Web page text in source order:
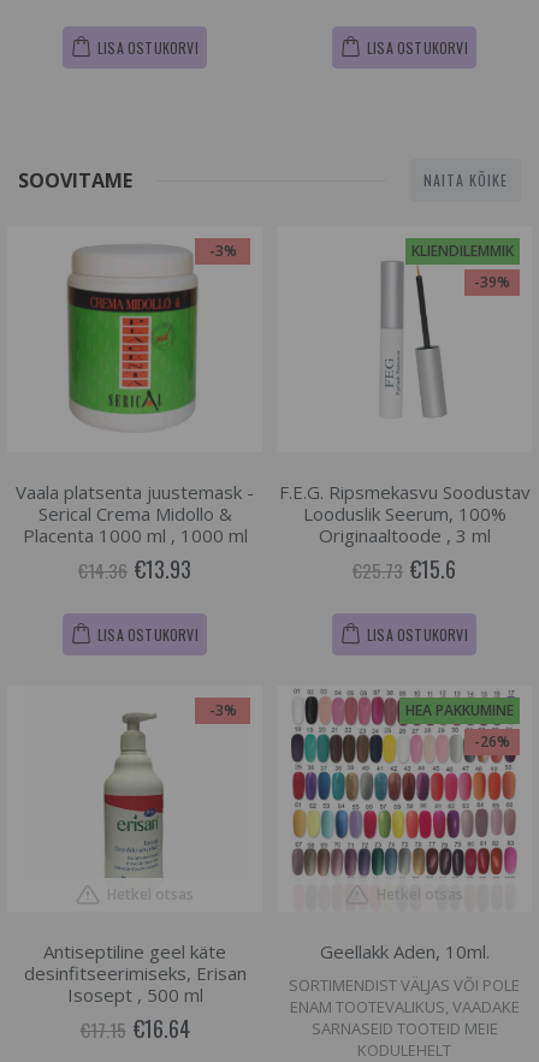
LISA OSTUKORVI LISA OSTUKORVI
SOOVITAME NAITA KÕIKE
-3%
Vaala platsenta juustemask -
Serical Crema Midollo &
Placenta 1000 ml , 1000 ml
€14.36 €13.93
LISA OSTUKORVI
KLIENDILEMMIK
-39%
F.E.G. Ripsmekasvu Soodustav
Looduslik Seerum, 100%
Originaaltoode , 3 ml
€25.73 €15.6
LISA OSTUKORVI
-3%
Hetkel otsas
Antiseptiline geel käte
desinfitseerimiseks, Erisan
Isosept , 500 ml
€17.15 €16.64
HEA PAKKUMINE
-26%
Hetkel otsas
Geellakk Aden, 10ml.
SORTIMENDIST VÄLJAS VÕI POLE
ENAM TOOTEVALIKUS, VAADAKE
SARNASEID TOOTEID MEIE
KODULEHELT